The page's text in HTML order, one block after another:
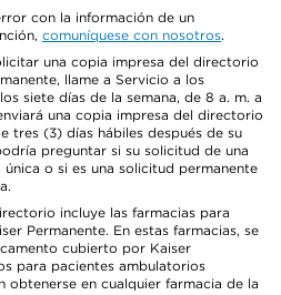
con la información de un
comuníquese con nosotros.
una copia impresa del directorio
llame a Servicio a los
siete días de la semana, de 8 a. m. a
una copia impresa del directorio
tres (3) días hábiles después de su
preguntar si su solicitud de una
o si es una solicitud permanente
incluye las farmacias para
Permanente. En estas farmacias, se
cubierto por Kaiser
para pacientes ambulatorios
obtenerse en cualquier farmacia de la